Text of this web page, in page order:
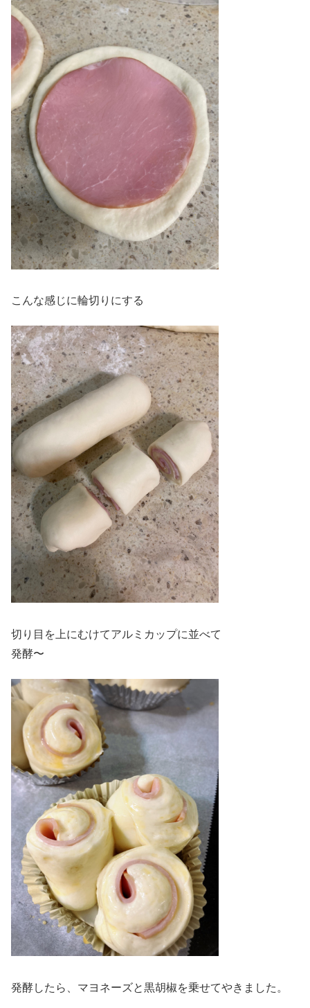
こんな感じに輪切りにする
切り目を上にむけてアルミカップに並べて
発酵〜
発酵したら、マヨネーズと黒胡椒を乗せてやきました。